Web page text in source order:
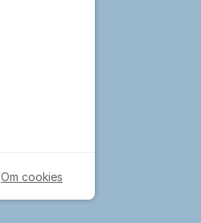
Om cookies